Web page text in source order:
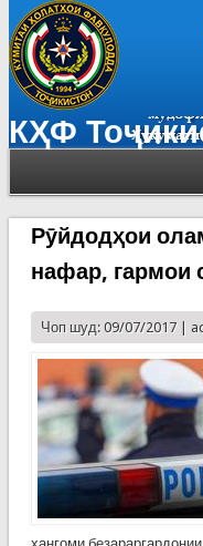
КҲФ
Рӯйдодҳои
нафар, гармои
Чоп шуд: 09/07/2017 |